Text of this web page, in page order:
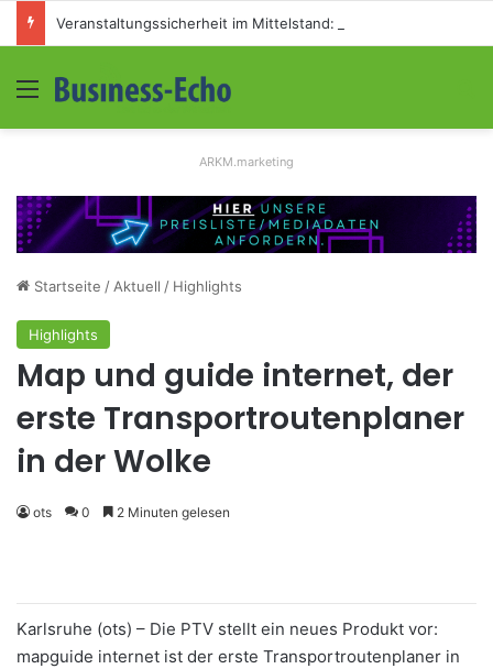
Menü
ARKM.marketing
Startseite / Aktuell / Highlights
Highlights
Map und guide internet, der
erste Transportroutenplaner
in der Wolke
ots 0 2 Minuten gelesen
Karlsruhe (ots) – Die PTV stellt ein neues Produkt vor:
mapguide internet ist der erste Transportroutenplaner in